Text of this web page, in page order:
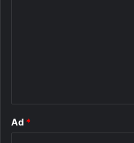
Ad *